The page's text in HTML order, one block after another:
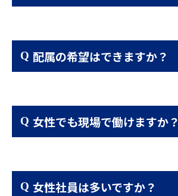
配属の希望はできますか？
女性でも現場で働けますか？
女性社員は多いですか？